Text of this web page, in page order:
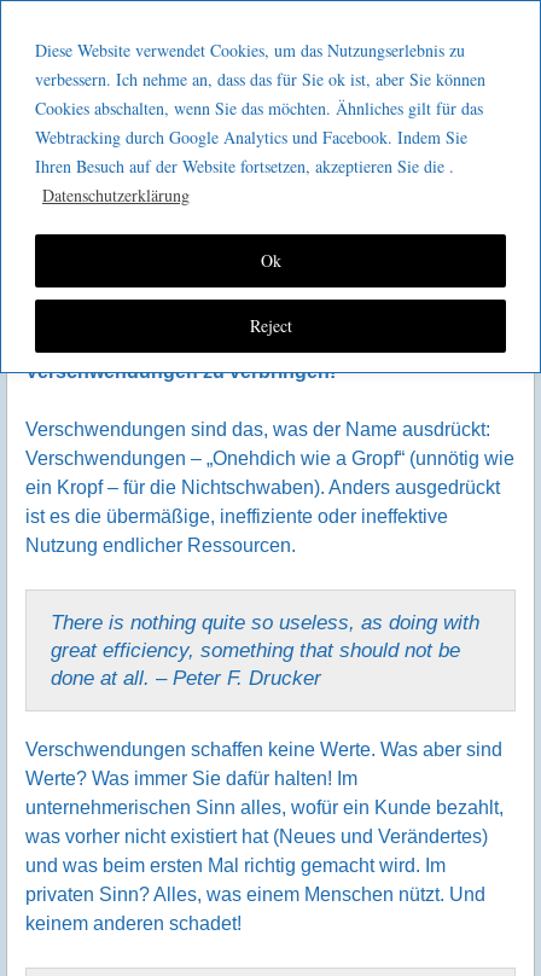
Diese Website verwendet Cookies, um das Nutzungserlebnis zu
verbessern. Ich nehme an, dass das für Sie ok ist, aber Sie können
Cookies abschalten, wenn Sie das möchten. Ähnliches gilt für das
Webtracking durch Google Analytics und Facebook. Indem Sie
Ihren Besuch auf der Website fortsetzen, akzeptieren Sie die .
Datenschutzerklärung
Reject
Ok
GeeMco :
Götz Müller
Consulting
Gegen Verschwendungen – ein
Manifest
Das Leben ist zu viel kurz, um es mit
Verschwendungen zu verbringen!
Verschwendungen sind das, was der Name ausdrückt:
Verschwendungen – „Onehdich wie a Gropf“ (unnötig wie
ein Kropf – für die Nichtschwaben). Anders ausgedrückt
ist es die über­mäßige, ineffi­ziente oder ineffek­tive
Nutzung end­licher Ressourcen.
There is nothing quite so useless, as doing with
great efficiency, something that should not be
done at all. – Peter F. Drucker
Verschwendungen schaffen keine Werte. Was aber sind
Werte? Was immer Sie dafür halten! Im
unternehmerischen Sinn alles, wofür ein Kunde bezahlt,
was vorher nicht existiert hat (Neues und Verändertes)
und was beim ersten Mal richtig gemacht wird. Im
privaten Sinn? Alles, was einem Menschen nützt. Und
keinem anderen schadet!